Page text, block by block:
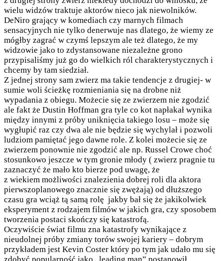
wielu widzów traktuje aktorów nieco jak niewolników.
DeNiro grający w komediach czy marnych filmach
sensacyjnych nie tylko denerwuje nas dlatego, że wiemy ze
mógłby zagrać w czymś lepszym ale też dlatego, że my
widzowie jako to zdystansowane niezależne grono
przypisaliśmy już go do wielkich ról charakterystycznych i
chcemy by tam siedział.
Z jednej strony sam zwierz ma takie tendencje z drugiej- w
sumie woli ścieżkę rozmieniania się na drobne niż
wypadania z obiegu. Możecie się ze zwierzem nie zgodzić
ale fakt że Dustin Hoffman gra tyle co kot napłakał wynika
między innymi z próby uniknięcia takiego losu – może się
wygłupić raz czy dwa ale nie będzie się wychylał i pozwoli
ludziom pamiętać jego dawne role. Z kolei możecie się ze
zwierzem ponownie nie zgodzić ale np. Russel Crowe choć
stosunkowo jeszcze w tym gronie młody ( zwierz pragnie tu
zaznaczyć że mało kto bierze pod uwagę, że
z wiekiem możliwości znalezienia dobrej roli dla aktora
pierwszoplanowego znacznie się zwężają) od dłuższego
czasu gra wciąż tą samą rolę jakby bał się że jakikolwiek
eksperyment z rodzajem filmów w jakich gra, czy sposobem
tworzenia postaci skończy się katastrofą.
Oczywiście świat filmu zna katastrofy wynikające z
nieudolnej próby zmiany torów swojej kariery – dobrym
przykładem jest Kevin Coster który po tym jak udało mu się